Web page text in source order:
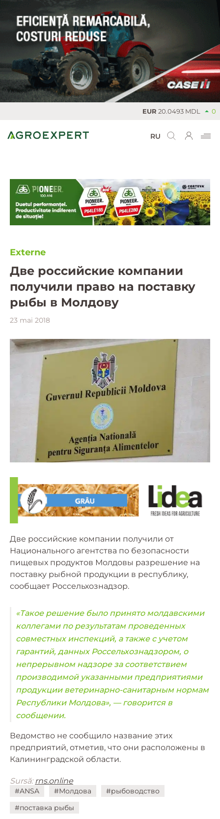
EUR20.0493 MDL 0
RU
Externe
Две российские компании
получили право на поставку
рыбы в Молдову
23 mai 2018
Две российские компании получили от
Национального агентства по безопасности
пищевых продуктов Молдовы разрешение на
поставку рыбной продукции в республику,
сообщает Россельхознадзор.
«Такое решение было принято молдавскими
коллегами по результатам проведенных
совместных инспекций, а также с учетом
гарантий, данных Россельхознадзором, о
непрерывном надзоре за соответствием
производимой указанными предприятиями
продукции ветеринарно-санитарным нормам
Республики Молдова», — говорится в
сообщении.
Ведомство не сообщило название этих
предприятий, отметив, что они расположены в
Калининградской области.
Sursă:rns.online
#ANSA #Молдова
#рыбоводство
#поставка рыбы